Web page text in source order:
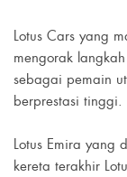
Lotus Cars yang
mengorak
sebagai pemain
berprestasi tinggi.
Lotus Emira yang
kereta terakhir